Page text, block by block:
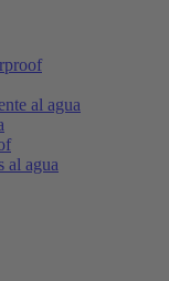
al agua
al agua